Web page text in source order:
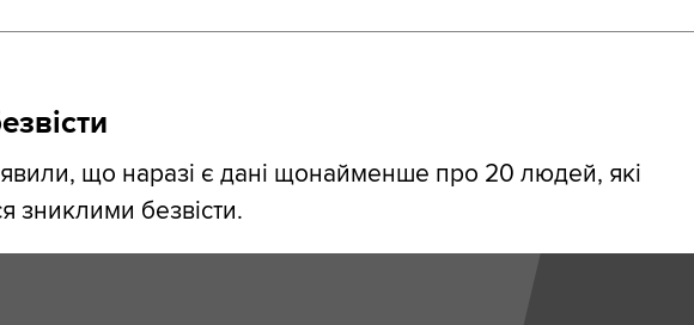
що наразі є дані щонайменше про 20 людей, які
зниклими безвісти.